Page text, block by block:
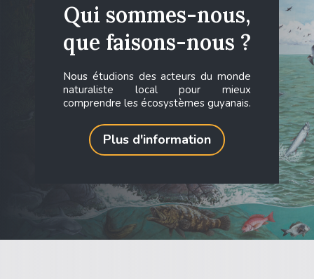
Qui sommes-nous,
que faisons-nous ?
Nous étudions des acteurs du monde
naturaliste local pour mieux
comprendre les écosystèmes guyanais.
Plus d'information